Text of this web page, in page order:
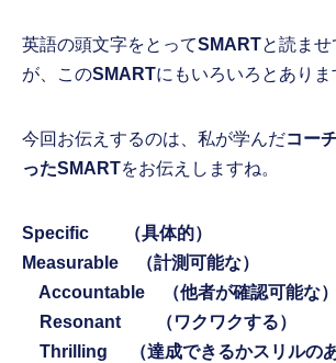
英語の頭文字をとってSMARTと読ま
が、このSMARTにもいろいろとありま
今回お伝えするのは、私が学んだコー
ったSMARTをお伝えしますね。
Specific （具体的）
Measurable （計測可能な）
Accountable （他者が確認可能な）
Resonant （ワクワクする）
Thrilling （達成できるかスリルのあ